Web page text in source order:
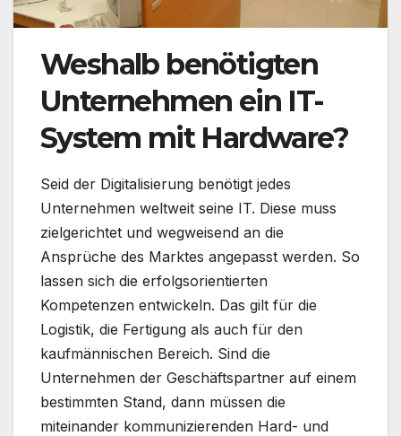
Weshalb benötigten
Unternehmen ein IT-
System mit Hardware?
Seid der Digitalisierung benötigt jedes
Unternehmen weltweit seine IT. Diese muss
zielgerichtet und wegweisend an die
Ansprüche des Marktes angepasst werden. So
lassen sich die erfolgsorientierten
Kompetenzen entwickeln. Das gilt für die
Logistik, die Fertigung als auch für den
kaufmännischen Bereich. Sind die
Unternehmen der Geschäftspartner auf einem
bestimmten Stand, dann müssen die
miteinander kommunizierenden Hard- und